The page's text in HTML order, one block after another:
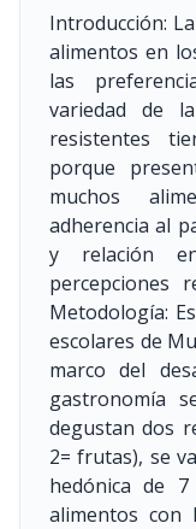
Introducción:
alimentos en
las
variedad de
resistentes
porque
muchos
adherencia al
y relación
percepciones
Metodología:
escolares de
marco del
gastronomía
degustan dos
2= frutas), se
hedónica de
alimentos con